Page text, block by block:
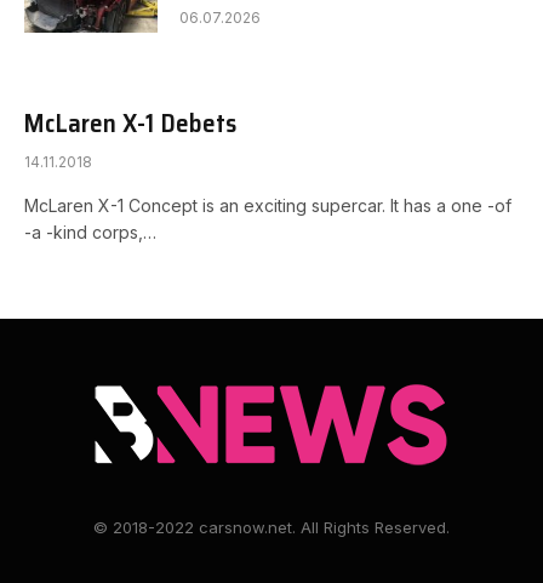
06.07.2026
McLaren X-1 Debets
14.11.2018
McLaren X-1 Concept is an exciting supercar. It has a one -of
-a -kind corps,…
© 2018-2022 carsnow.net. All Rights Reserved.